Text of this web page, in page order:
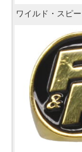
ワイルド・スピ